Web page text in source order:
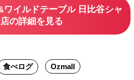
いご友人や家族との食事会
ワイルドテーブル 日比谷シャ
の詳細を見る
食べログ Ozmall